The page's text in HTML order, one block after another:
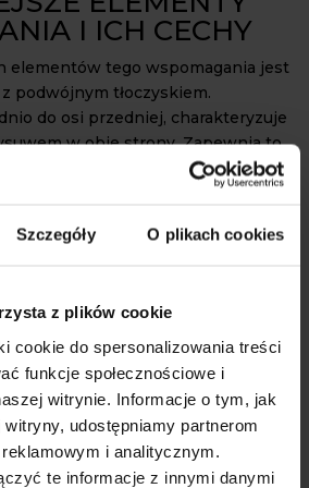
Szczegóły O plikach cookies
z plików cookie
cookie do spersonalizowania treści
funkcje społecznościowe i
witrynie. Informacje o tym, jak
udostępniamy partnerom
i analitycznym.
te informacje z innymi danymi
I ICH CECHY
elementów tego wspomagania jest
podwójnym tłoczyskiem.
do osi przedniej, charakteryzuje
w obie strony. Zapewnia to
w lewo i w prawo przy tej
kierownicy. Dzięki temu jazda staje
on serce całego układu i
chroni układ przed
marki Hydrolider cechuje się
co przekłada się na jego długą
w pełni zgodna z oryginalnym